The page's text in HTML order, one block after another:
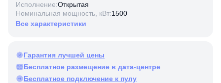
Исполнение:Открытая
Номинальная мощность, кВт:1500
Все характеристики
Гарантия лучшей цены
Бесплатное размещение в дата-центре
Бесплатное подключение к пулу